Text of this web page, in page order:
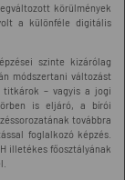
körülmények
a különféle digitális
szinte kizárólag
módszertani változást
titkárok – vagyis a jogi
is eljáró, a bírói
továbbra
foglalkozó képzés.
illetékes főosztályának